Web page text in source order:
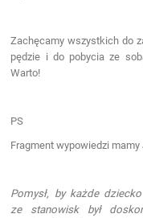
Zachęcamy wszystkich do
pędzie i do pobycia ze
Warto!
PS
Fragment wypowiedzi
Pomysł, by każde
ze stanowisk był